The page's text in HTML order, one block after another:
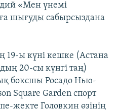
«Мен үнемі
шығуды сабырсыздана
19-ы күні кешке (Астана
20-сы күнгі таң)
боксшы Росадо Нью-
Square Garden спорт
жекте Головкин өзінің